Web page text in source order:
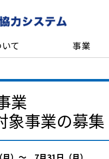
て 事業
業
象事業の募集